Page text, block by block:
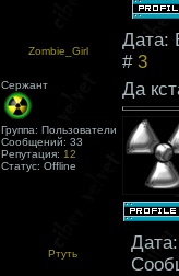
Zombie_Girl
Дата:
# 3
Сержант
Группа: Пользователи
Сообщений: 33
Репутация: 12
Статус: Offline
Да
Ртуть